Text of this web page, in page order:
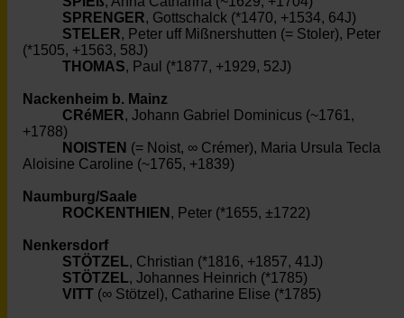
SPRENGER, Gottschalck (*1470, +1534, 64J)
STELER, Peter uff Mißnershutten (= Stoler), Peter
(*1505, +1563, 58J)
THOMAS, Paul (*1877, +1929, 52J)
Nackenheim b. Mainz
CRéMER, Johann Gabriel Dominicus (~1761,
+1788)
NOISTEN (= Noist, ∞ Crémer), Maria Ursula Tecla
Aloisine Caroline (~1765, +1839)
Naumburg/Saale
ROCKENTHIEN , Peter (*1655, ±1722)
Nenkersdorf
STÖTZEL, Christian (*1816, +1857, 41J)
STÖTZEL, Johannes Heinrich (*1785)
VITT (∞ Stötzel), Catharine Elise (*1785)